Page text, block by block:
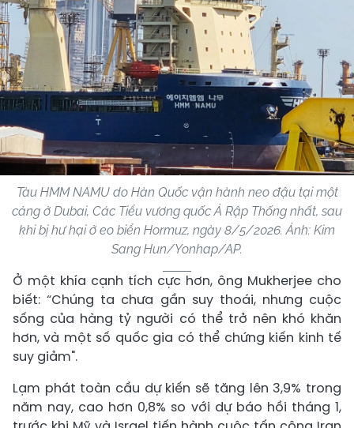
Tàu HMM NAMU do Hàn Quốc vận hành neo đậu tại một
cảng ở Dubai, Các Tiểu vương quốc Ả Rập Thống nhất, sau
khi bị hư hại ở eo biển Hormuz, ngày 8/5/2026. Ảnh: Kim
Sang Hun/Yonhap/AP.
Ở một khía cạnh tích cực hơn, ông Mukherjee cho
biết: “Chúng ta chưa gần suy thoái, nhưng cuộc
sống của hàng tỷ người có thể trở nên khó khăn
hơn, và một số quốc gia có thể chứng kiến kinh tế
suy giảm".
Lạm phát toàn cầu dự kiến sẽ tăng lên 3,9% trong
năm nay, cao hơn 0,8% so với dự báo hồi tháng 1,